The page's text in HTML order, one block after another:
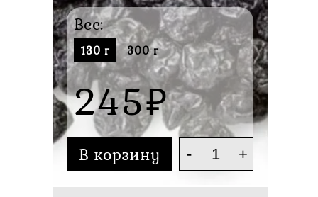
Вес:
130 г 300 г
245
В корзину - +